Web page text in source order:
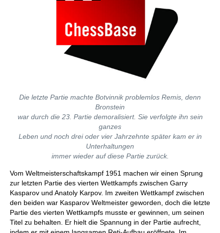
Die letzte Partie machte Botvinnik problemlos Remis, denn
Bronstein
war durch die 23. Partie demoralisiert. Sie verfolgte ihn sein
ganzes
Leben und noch drei oder vier Jahrzehnte später kam er in
Unterhaltungen
immer wieder auf diese Partie zurück.
Vom Weltmeisterschaftskampf 1951 machen wir einen Sprung
zur letzten Partie des vierten Wettkampfs zwischen Garry
Kasparov und Anatoly Karpov. Im zweiten Wettkampf zwischen
den beiden war Kasparov Weltmeister geworden, doch die letzte
Partie des vierten Wettkampfs musste er gewinnen, um seinen
Titel zu behalten. Er hielt die Spannung in der Partie aufrecht,